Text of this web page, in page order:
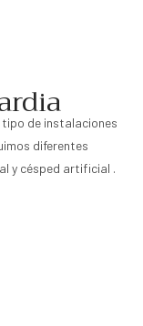
de instalaciones
diferentes
y césped artificial .